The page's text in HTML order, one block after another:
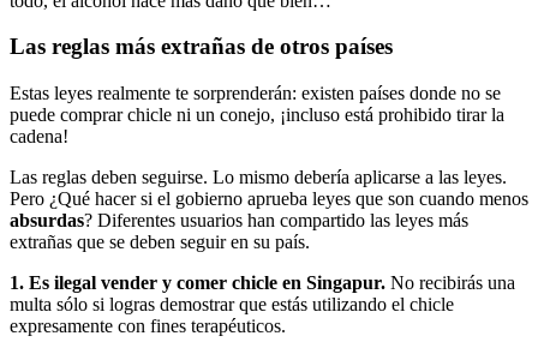
Las reglas más extrañas de otros países
Estas leyes realmente te sorprenderán: existen países donde no se
puede comprar chicle ni un conejo, ¡incluso está prohibido tirar la
cadena!
Las reglas deben seguirse. Lo mismo debería aplicarse a las leyes.
Pero ¿Qué hacer si el gobierno aprueba leyes que son cuando menos
absurdas? Diferentes usuarios han compartido las leyes más
extrañas que se deben seguir en su país.
1. Es ilegal vender y comer chicle en Singapur. No recibirás una
multa sólo si logras demostrar que estás utilizando el chicle
expresamente con fines terapéuticos.